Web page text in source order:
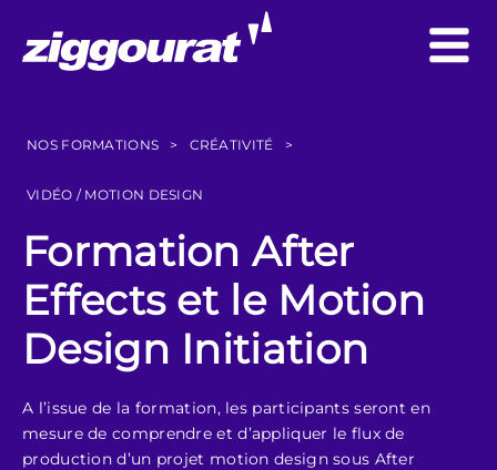
NOS FORMATIONS > CRÉATIVITÉ >
VIDÉO / MOTION DESIGN
Formation After
Effects et le Motion
Design Initiation
A l’issue de la formation, les participants seront en
mesure de comprendre et d’appliquer le flux de
production d’un projet motion design sous After